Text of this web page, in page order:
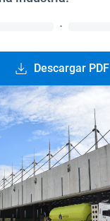
·
Descargar PDF